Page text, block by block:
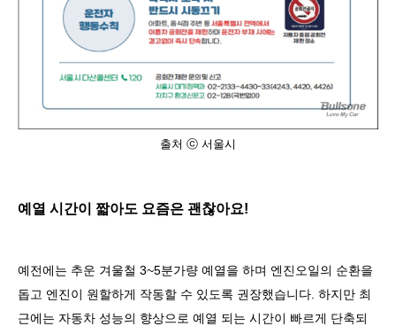
출처 ⓒ 서울시
예열 시간이 짧아도 요즘은 괜찮아요!
예전에는 추운 겨울철 3~5분가량 예열을 하며 엔진오일의 순환을
돕고 엔진이 원할하게 작동할 수 있도록 권장했습니다 하지만 최
근에는 자동차 성능의 향상으로 예열 되는 시간이 빠르게 단축되